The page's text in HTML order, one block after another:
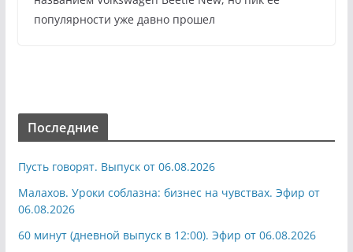
популярности уже давно прошел
Последние
Пусть говорят. Выпуск от 06.08.2026
Малахов. Уроки соблазна: бизнес на чувствах. Эфир от
06.08.2026
60 минут (дневной выпуск в 12:00). Эфир от 06.08.2026